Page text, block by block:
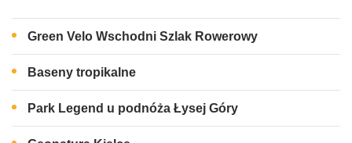
Green Velo Wschodni Szlak Rowerowy
Baseny tropikalne
Park Legend u podnóża Łysej Góry